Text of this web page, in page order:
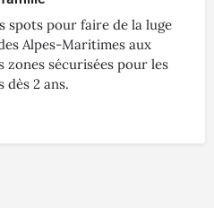
spots pour faire de la luge
Alpes-Maritimes aux
zones sécurisées pour les
dès 2 ans.